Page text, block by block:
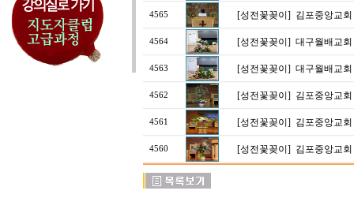
4565 [성전꽃꽂이] 김포중앙교회
4564 [성전꽃꽂이] 대구월배교
4563 [성전꽃꽂이] 대구월배교
4562 [성전꽃꽂이] 김포중앙교회
4561 [성전꽃꽂이] 김포중앙교회
4560 [성전꽃꽂이] 김포중앙교회